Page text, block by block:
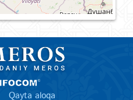
Qayta aloqa